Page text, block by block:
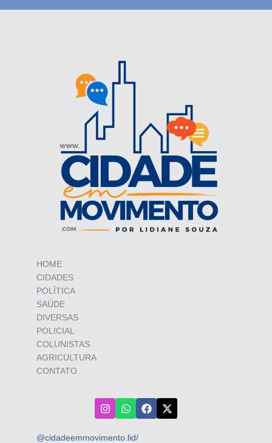
HOME
CIDADES
POLÍTICA
SAÚDE
DIVERSAS
POLICIAL
COLUNISTAS
AGRICULTURA
CONTATO
@cidadeemmovimento.lid/